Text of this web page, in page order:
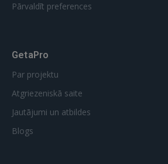
Pārvaldīt preferences
GetaPro
Par projektu
Atgriezeniskā saite
Jautājumi un atbildes
Blogs